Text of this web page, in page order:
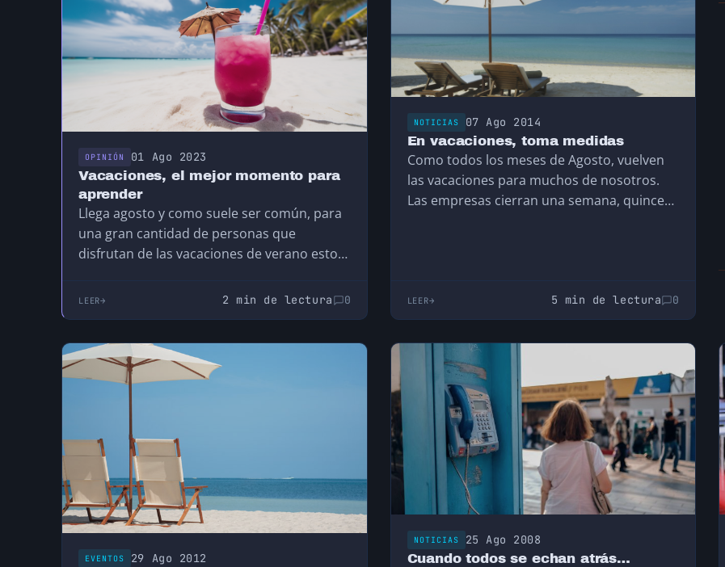
OPINIÓN 01 Ago 2023
Vacaciones, el mejor momento para
aprender
Llega agosto y como suele ser común, para
una gran cantidad de personas que
disfrutan de las vacaciones de verano estos
LEER 2 min de lectura 0
NOTICIAS 07 Ago 2014
En vacaciones, toma medidas
Como todos los meses de Agosto, vuelven
las vacaciones para muchos de nosotros.
Las empresas cierran una semana, quince
LEER 5 min de lectura 0
EVENTOS 29 Ago 2012
NOTICIAS 25 Ago 2008
Cuando todos se echan atrás…